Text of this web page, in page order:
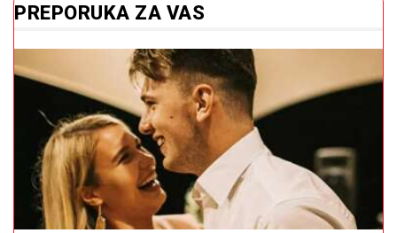
PREPORUKA ZA VAS